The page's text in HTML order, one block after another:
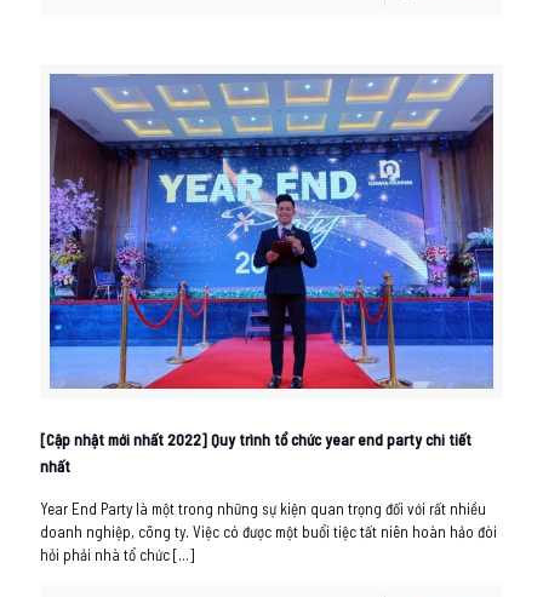
[Cập nhật mới nhất 2022] Quy trình tổ chức year end party chi tiết
nhất
Year End Party là một trong những sự kiện quan trọng đối với rất nhiều
doanh nghiệp, công ty. Việc có được một buổi tiệc tất niên hoàn hảo đòi
hỏi phải nhà tổ chức[…]